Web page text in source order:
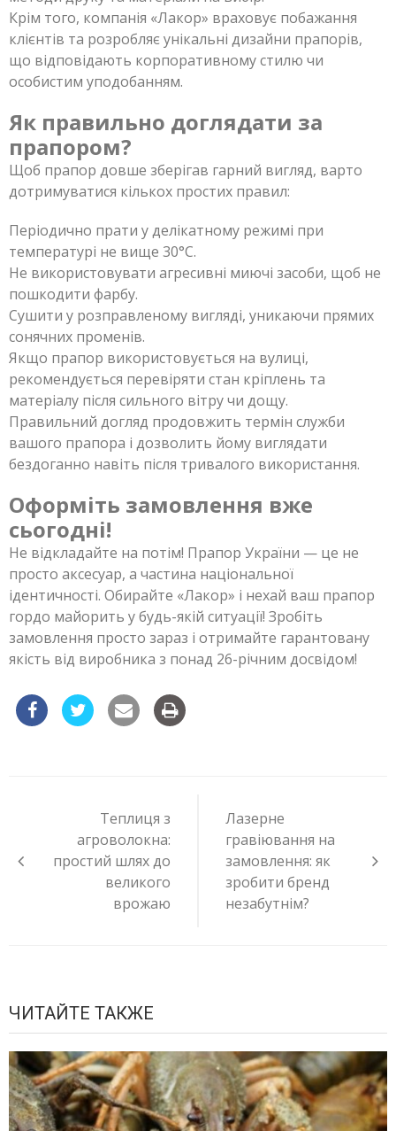
Крім того, компанія «Лакор» враховує побажання
клієнтів та розробляє унікальні дизайни прапорів,
що відповідають корпоративному стилю чи
особистим уподобанням.
Як правильно доглядати за
прапором?
Щоб прапор довше зберігав гарний вигляд, варто
дотримуватися кількох простих правил:
Періодично прати у делікатному режимі при
температурі не вище 30°C.
Не використовувати агресивні миючі засоби, щоб не
пошкодити фарбу.
Сушити у розправленому вигляді, уникаючи прямих
сонячних променів.
Якщо прапор використовується на вулиці,
рекомендується перевіряти стан кріплень та
матеріалу після сильного вітру чи дощу.
Правильний догляд продовжить термін служби
вашого прапора і дозволить йому виглядати
бездоганно навіть після тривалого використання.
Оформіть замовлення вже
сьогодні!
Не відкладайте на потім! Прапор України — це не
просто аксесуар, а частина національної
ідентичності. Обирайте «Лакор» і нехай ваш прапор
гордо майорить у будь-якій ситуації! Зробіть
замовлення просто зараз і отримайте гарантовану
якість від виробника з понад 26-річним досвідом!
записям
Теплиця з
агроволокна:
простий шлях до
великого
врожаю
Лазерне
гравіювання на
замовлення: як
зробити бренд
незабутнім?
ЧИТАЙТЕ ТАКЖЕ